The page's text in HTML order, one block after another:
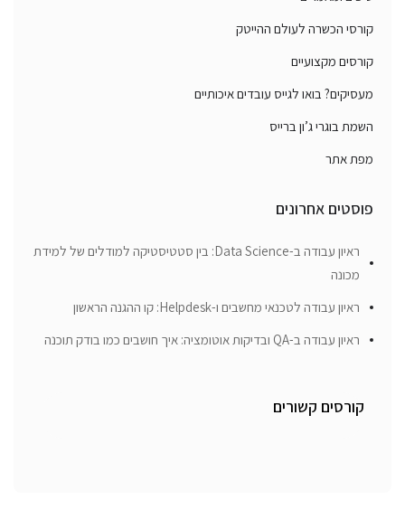
קורסי הכשרה לעולם ההייטק
קורסים מקצועיים
מעסיקים? בואו לגייס עובדים איכותיים
השמת בוגרי ג’ון ברייס
מפת אתר
פוסטים אחרונים
ראיון עבודה ב-Data Science: בין סטטיסטיקה למודלים של למידת
מכונה
ראיון עבודה לטכנאי מחשבים ו-Helpdesk: קו ההגנה הראשון
ראיון עבודה ב-QA ובדיקות אוטומציה: איך חושבים כמו בודק תוכנה
קורסים קשורים